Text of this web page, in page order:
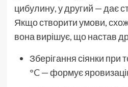
цибулину, у другий — дає
Якщо створити умови,
вона вирішує, що настав
Зберігання сіянки при
°C — формує